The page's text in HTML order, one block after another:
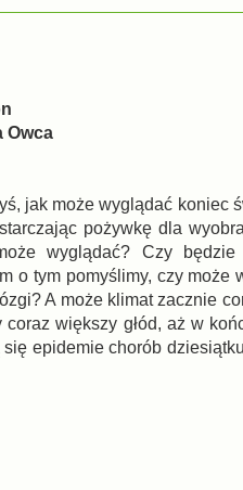
Owca
jak może wyglądać koniec
pożywkę dla
wyglądać? Czy
o tym pomyślimy, czy może
A może klimat zacznie
większy głód, aż w
epidemie chorób